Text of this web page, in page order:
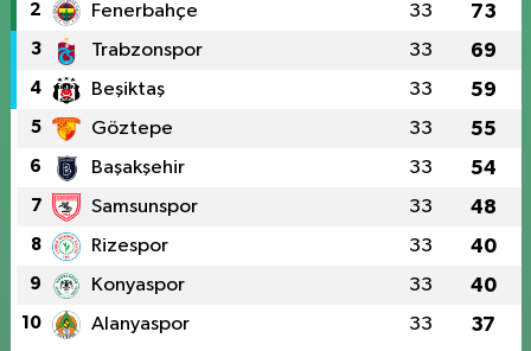
2 Fenerbahçe 33 73
3 Trabzonspor 33 69
4 Beşiktaş 33 59
5 Göztepe 33 55
6 Başakşehir 33 54
7 Samsunspor 33 48
8 Rizespor 33 40
9 Konyaspor 33 40
10 Alanyaspor 33 37